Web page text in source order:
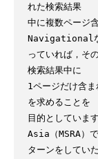
れた検索結果
中に複数ページ
Navigational
っていれば，そ
検索結果中に
1ページだけ含
を求めることを
目的としてい
Asia（MSRA）
ターンをしてい